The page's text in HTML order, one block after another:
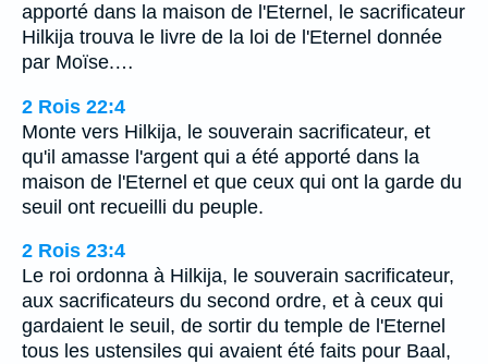
apporté dans la maison de l'Eternel, le sacrificateur
Hilkija trouva le livre de la loi de l'Eternel donnée
par Moïse.…
2 Rois 22:4
Monte vers Hilkija, le souverain sacrificateur, et
qu'il amasse l'argent qui a été apporté dans la
maison de l'Eternel et que ceux qui ont la garde du
seuil ont recueilli du peuple.
2 Rois 23:4
Le roi ordonna à Hilkija, le souverain sacrificateur,
aux sacrificateurs du second ordre, et à ceux qui
gardaient le seuil, de sortir du temple de l'Eternel
tous les ustensiles qui avaient été faits pour Baal,